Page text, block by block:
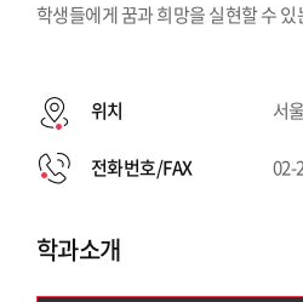
학생들에게 꿈과 희망을 실현할 수
위치 서
전화번호/FAX 02-
학과소개